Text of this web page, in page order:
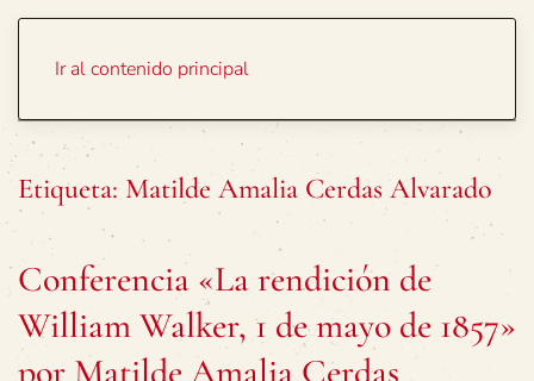
Ir al contenido principal
Etiqueta: Matilde Amalia Cerdas Alvarado
Conferencia «La rendición de
William Walker, 1 de mayo de 1857»
por Matilde Amalia Cerdas